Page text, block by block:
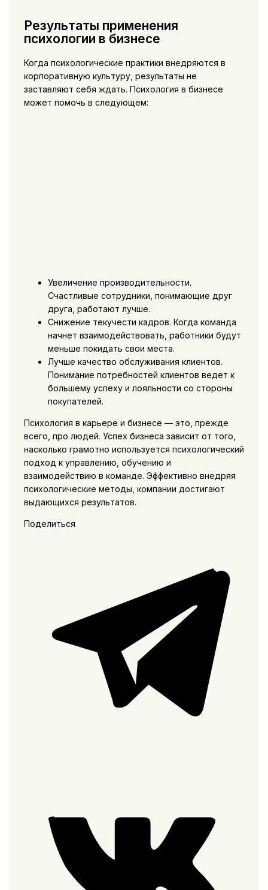
Результаты применения
психологии в бизнесе
Когда психологические практики внедряются в
корпоративную культуру, результаты не
заставляют себя ждать. Психология в бизнесе
может помочь в следующем:
Увеличение производительности.
Счастливые сотрудники, понимающие друг
друга, работают лучше.
Снижение текучести кадров. Когда команда
начнет взаимодействовать, работники будут
меньше покидать свои места.
Лучше качество обслуживания клиентов.
Понимание потребностей клиентов ведет к
большему успеху и лояльности со стороны
покупателей.
Психология в карьере и бизнесе — это, прежде
всего, про людей. Успех бизнеса зависит от того,
насколько грамотно используется психологический
подход к управлению, обучению и
взаимодействию в команде. Эффективно внедряя
психологические методы, компании достигают
выдающихся результатов.
Поделиться